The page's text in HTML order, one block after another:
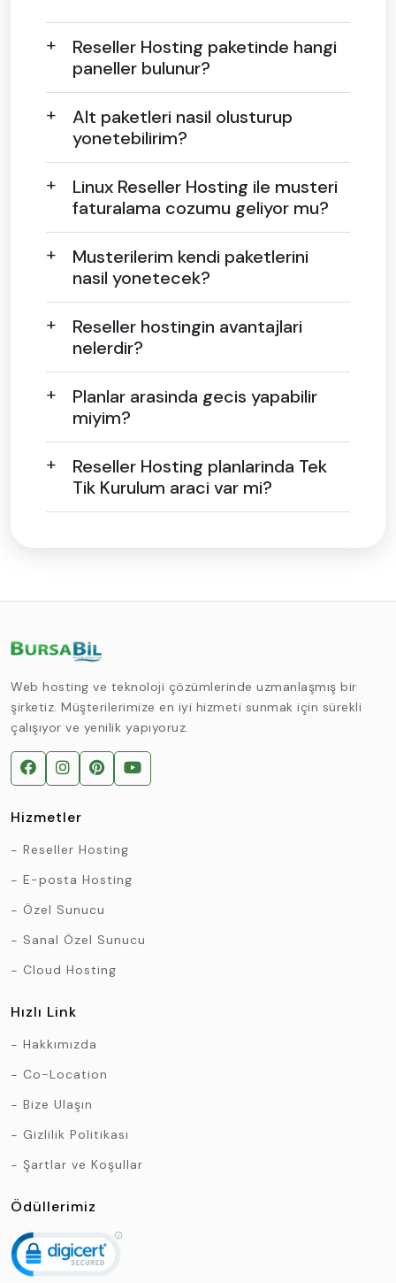
Reseller Hosting paketinde hangi
paneller bulunur?
Alt paketleri nasil olusturup
yonetebilirim?
Linux Reseller Hosting ile musteri
faturalama cozumu geliyor mu?
Musterilerim kendi paketlerini
nasil yonetecek?
Reseller hostingin avantajlari
nelerdir?
Planlar arasinda gecis yapabilir
miyim?
Reseller Hosting planlarinda Tek
Tik Kurulum araci var mi?
Web hosting ve teknoloji çözümlerinde uzmanlaşmış bir
şirketiz. Müşterilerimize en iyi hizmeti sunmak için sürekli
çalışıyor ve yenilik yapıyoruz.
Hizmetler
Reseller Hosting
E-posta Hosting
Özel Sunucu
Sanal Özel Sunucu
Cloud Hosting
Hızlı Link
Hakkımızda
Co-Location
Bize Ulaşın
Gizlilik Politikası
Şartlar ve Koşullar
Ödüllerimiz